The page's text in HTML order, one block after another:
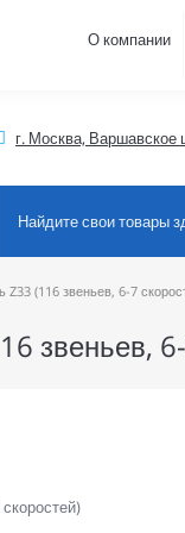
О компании
г. Москва,
Z33 (116 звеньев, 6-7
звеньев,